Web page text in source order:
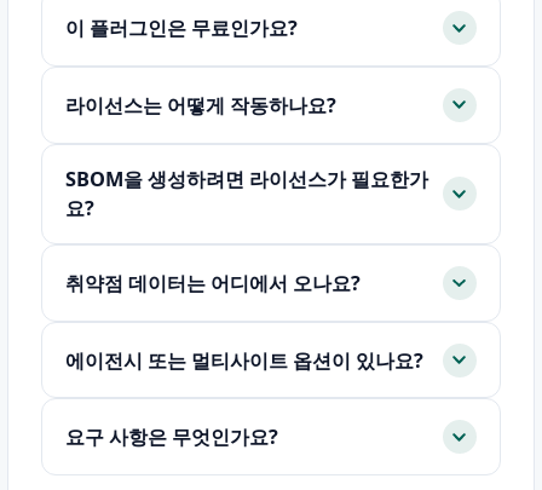
이 플러그인은 무료인가요?
라이선스는 어떻게 작동하나요?
SBOM을 생성하려면 라이선스가 필요한가
요?
취약점 데이터는 어디에서 오나요?
에이전시 또는 멀티사이트 옵션이 있나요?
요구 사항은 무엇인가요?